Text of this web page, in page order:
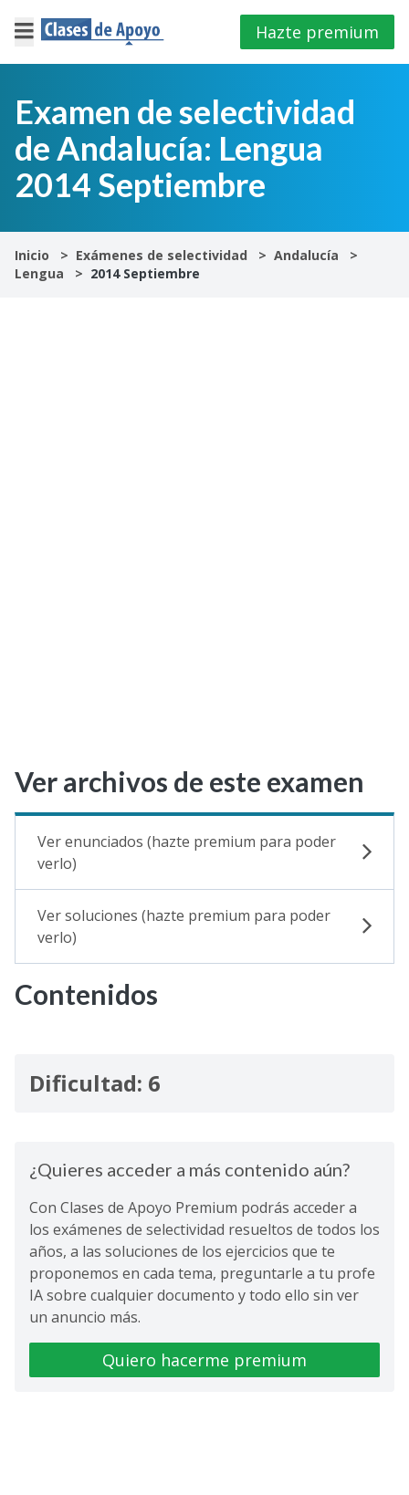
×
Iniciar
sesión
E.S.O
Hazte premium
Examen de selectividad
de Andalucía: Lengua
2014 Septiembre
Inicio Exámenes de selectividad
Andalucía
Lengua
2014 Septiembre
Ver archivos de este examen
Ver enunciados (hazte premium para poder
verlo)
Ver soluciones (hazte premium para poder
verlo)
Contenidos
Dificultad: 6
¿Quieres acceder a más contenido aún?
Con Clases de Apoyo Premium podrás acceder a
los exámenes de selectividad resueltos de todos los
años, a las soluciones de los ejercicios que te
proponemos en cada tema, preguntarle a tu profe
IA sobre cualquier documento y todo ello sin ver
un anuncio más.
Quiero hacerme premium